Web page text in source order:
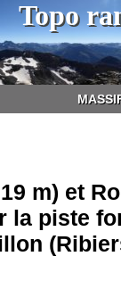
Topo
m) et
la piste